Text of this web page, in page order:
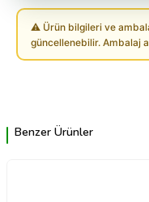
⚠ Ürün bilgileri ve
güncellenebilir. Ambalaj
Benzer Ürünler